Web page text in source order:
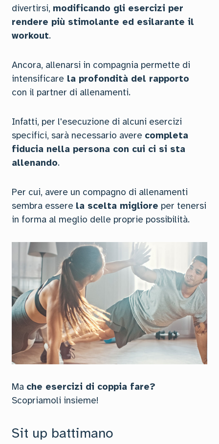
divertirsi, modificando gli esercizi per
rendere più stimolante ed esilarante il
workout.
Ancora, allenarsi in compagnia permette di
intensificare la profondità del rapporto
con il partner di allenamenti.
Infatti, per l'esecuzione di alcuni esercizi
specifici, sarà necessario avere completa
fiducia nella persona con cui ci si sta
allenando.
Per cui, avere un compagno di allenamenti
sembra essere la scelta migliore per tenersi
in forma al meglio delle proprie possibilità.
Ma che esercizi di coppia fare?
Scopriamoli insieme!
Sit up battimano